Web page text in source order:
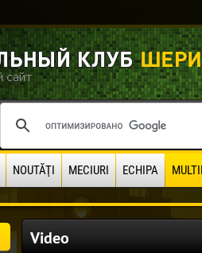
NOUTĂŢI MECIURI ECHIPA
Video